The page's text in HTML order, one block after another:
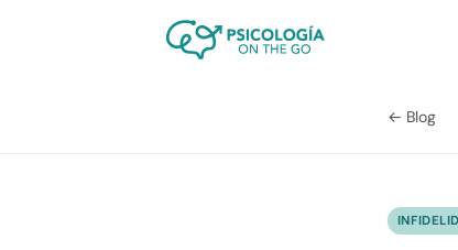
← Blog